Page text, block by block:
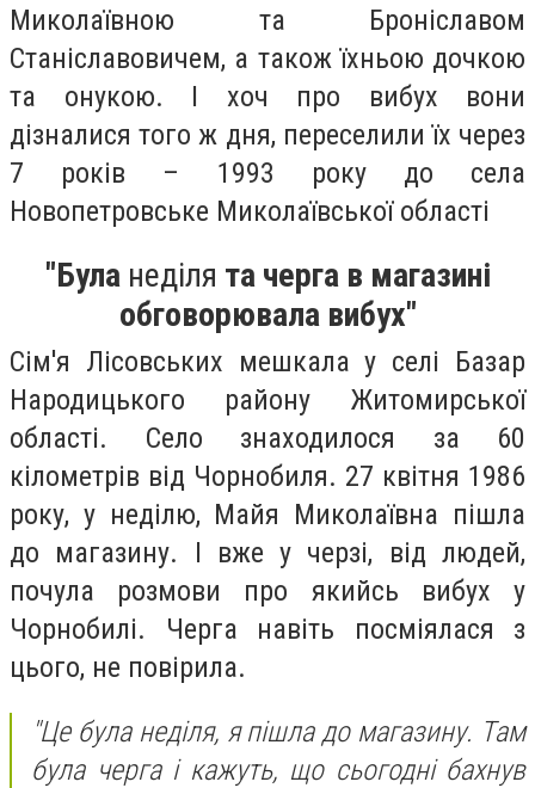
Миколаївною та Броніславом
Станіславовичем, а також їхньою дочкою
та онукою. І хоч про вибух вони
дізналися того ж дня, переселили їх через
7 років – 1993 року до села
Новопетровське Миколаївської області
"Буланеділя та черга в магазині
обговорювала вибух"
Сім'я Лісовських мешкала у селі Базар
Народицького району Житомирської
області. Село знаходилося за 60
кілометрів від Чорнобиля. 27 квітня 1986
року, у неділю, Майя Миколаївна пішла
до магазину. І вже у черзі, від людей,
почула розмови про якийсь вибух у
Чорнобилі. Черга навіть посміялася з
цього, не повірила.
"Це була неділя, я пішла до магазину. Там
була черга і кажуть, що сьогодні бахнув